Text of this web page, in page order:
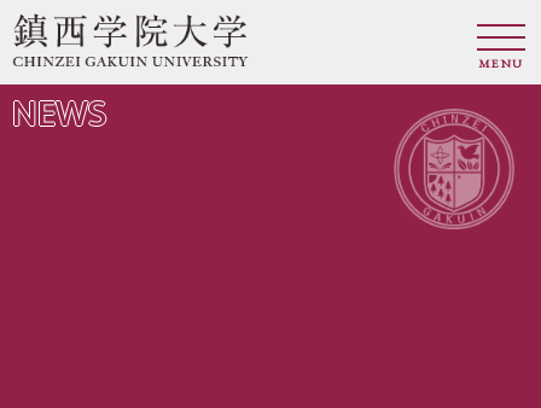
MENU
NEWS